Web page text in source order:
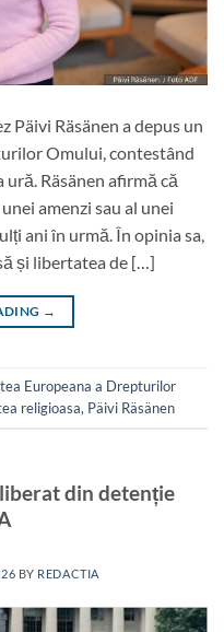
Päivi Räsänen a depus un
Omului, contestând
Räsänen afirmă că
amenzi sau al unei
ani în urmă. În opinia sa,
și libertatea de […]
→
Europeana a Drepturilor
religioasa, Päivi Räsänen
din detenție
BY REDACTIA